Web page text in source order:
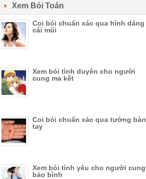
Xem Bói Toán
Coi bói chuẩn xác qua hình dáng
cái mũi
Xem bói tình duyên cho người
cung ma kết
Coi bói chuẩn xác qua tướng bàn
tay
Xem bói tình yêu cho người cung
bảo bình